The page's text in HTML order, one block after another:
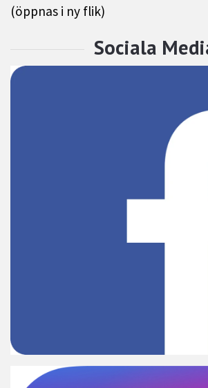
(öppnas i ny flik)